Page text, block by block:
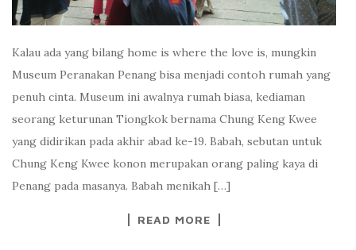
Kalau ada yang bilang home is where the love is, mungkin
Museum Peranakan Penang bisa menjadi contoh rumah yang
penuh cinta. Museum ini awalnya rumah biasa, kediaman
seorang keturunan Tiongkok bernama Chung Keng Kwee
yang didirikan pada akhir abad ke-19. Babah, sebutan untuk
Chung Keng Kwee konon merupakan orang paling kaya di
Penang pada masanya. Babah menikah […]
READ MORE